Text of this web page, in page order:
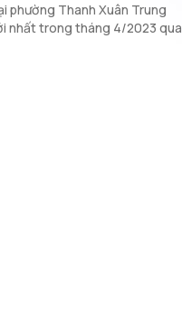
phường Thanh Xuân Trung
nhất trong tháng 4/2023 qua